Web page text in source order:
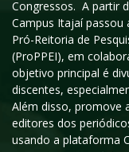
Congressos. A partir
Campus Itajaí
Pró-Reitoria de
(ProPPEI), em
objetivo principal é
discentes,
Além disso, promove
editores dos
usando a plataforma